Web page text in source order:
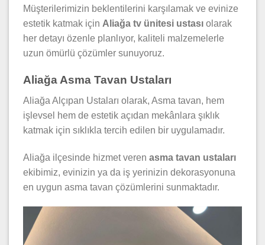
Müşterilerimizin beklentilerini karşılamak ve evinize
estetik katmak için Aliağa tv ünitesi ustası olarak
her detayı özenle planlıyor, kaliteli malzemelerle
uzun ömürlü çözümler sunuyoruz.
Aliağa Asma Tavan Ustaları
Aliağa Alçıpan Ustaları olarak, Asma tavan, hem
işlevsel hem de estetik açıdan mekânlara şıklık
katmak için sıklıkla tercih edilen bir uygulamadır.
Aliağa ilçesinde hizmet veren asma tavan ustaları
ekibimiz, evinizin ya da iş yerinizin dekorasyonuna
en uygun asma tavan çözümlerini sunmaktadır.